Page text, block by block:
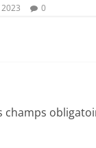
0
champs